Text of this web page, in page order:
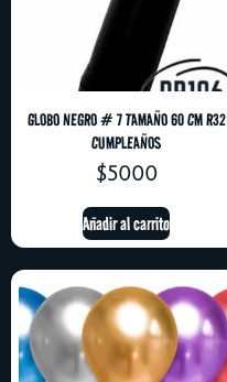
GLOBO NEGRO # 7 TAMAÑO 60 CM R32
CUMPLEAÑOS
$5000
Añadir al carrito